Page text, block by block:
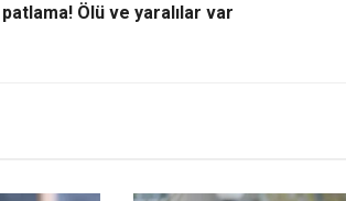
patlama! Ölü ve yaralılar var